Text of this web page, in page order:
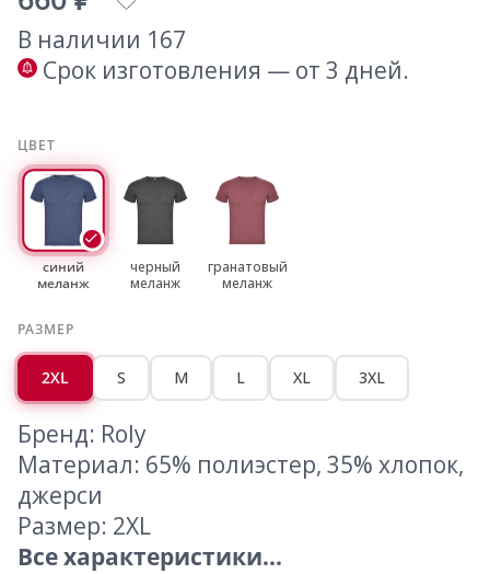
В наличии 167
Срок изготовления — от 3 дней.
ЦВЕТ
синий
меланж
черный
меланж
гранатовый
меланж
РАЗМЕР
2XL S M L XL 3XL
Бренд: Roly
Материал: 65% полиэстер, 35% хлопок,
джерси
Размер: 2XL
Все характеристики...